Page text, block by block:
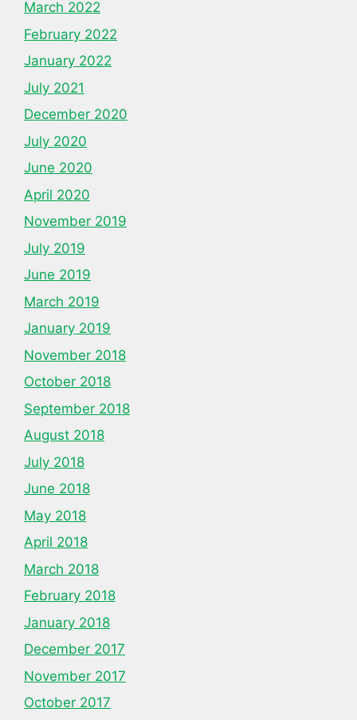
March 2022
February 2022
January 2022
July 2021
December 2020
July 2020
June 2020
April 2020
November 2019
July 2019
June 2019
March 2019
January 2019
November 2018
October 2018
September 2018
August 2018
July 2018
June 2018
May 2018
April 2018
March 2018
February 2018
January 2018
December 2017
November 2017
October 2017